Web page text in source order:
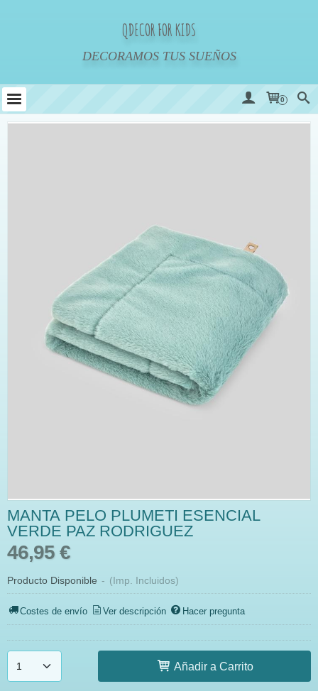
QDECOR FOR KIDS
DECORAMOS TUS SUEÑOS
0
MANTA PELO PLUMETI ESENCIAL
VERDE PAZ RODRIGUEZ
46,95 €
Producto Disponible - (Imp. Incluidos)
Costes de envío Ver descripción Hacer pregunta
Añadir a Carrito